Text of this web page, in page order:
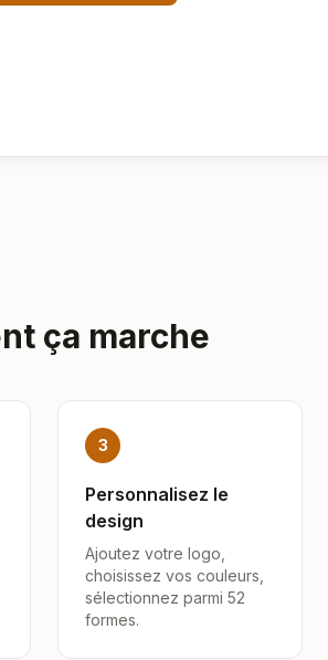
ça marche
3
Personnalisez le
design
Ajoutez votre logo,
choisissez vos couleurs,
sélectionnez parmi 52
formes.